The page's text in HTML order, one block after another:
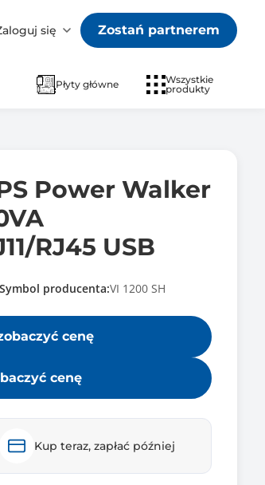
się Zostań partnerem
Płyty główne
Wszystkie
produkty
Power Walker
RJ45 USB
Symbol producenta:VI 1200 SH
cenę
cenę
Kup teraz, zapłać później